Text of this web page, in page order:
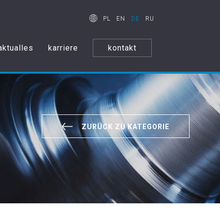
PL EN DE RU
karriere kontakt
ZURÜCK ZU KATEGORIE